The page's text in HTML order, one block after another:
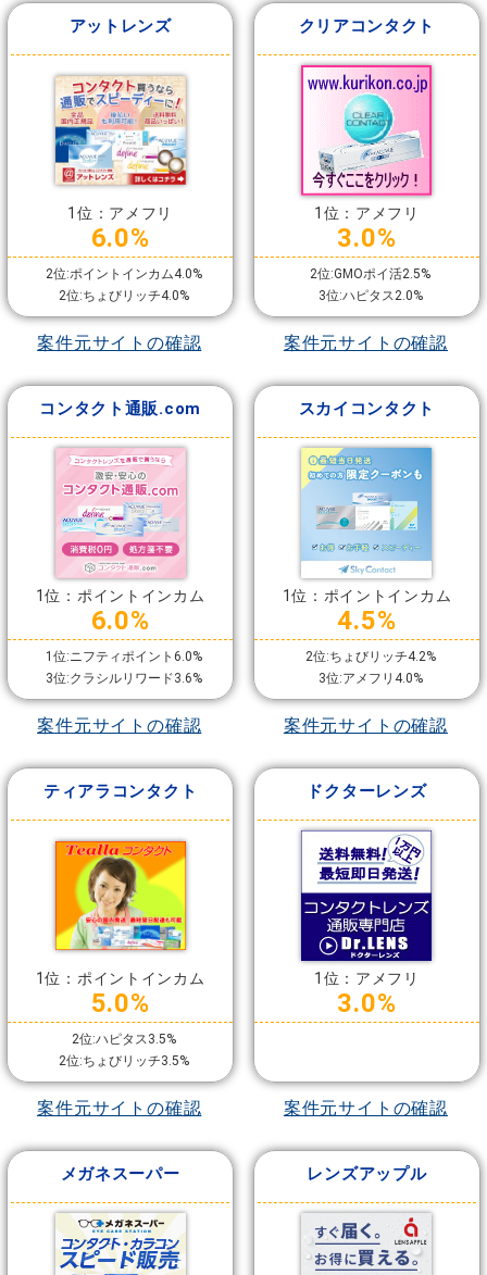
アットレンズ
1位：アメフリ
6.0%
2位:ポイントインカム4.0%
2位:ちょびリッチ4.0%
案件元サイトの確認
クリアコンタクト
1位：アメフリ
3.0%
2位:GMOポイ活2.5%
3位:ハピタス2.0%
案件元サイトの確認
コンタクト通販.com
1位：ポイントインカム
6.0%
1位:ニフティポイント6.0%
3位:クラシルリワード3.6%
案件元サイトの確認
スカイコンタクト
1位：ポイントインカム
4.5%
2位:ちょびリッチ4.2%
3位:アメフリ4.0%
案件元サイトの確認
ティアラコンタクト
1位：ポイントインカム
5.0%
2位:ハピタス3.5%
2位:ちょびリッチ3.5%
案件元サイトの確認
ドクターレンズ
1位：アメフリ
3.0%
案件元サイトの確認
メガネスーパー レンズアップル